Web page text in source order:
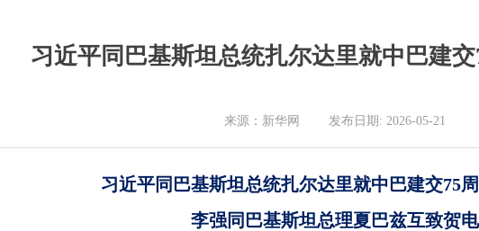
习近平同巴基斯坦总统扎尔达里就中巴建
来源：新华网 发布日期: 2026-05-21
习近平同巴基斯坦总统扎尔达里就中巴建交75
李强同巴基斯坦总理夏巴兹互致贺电